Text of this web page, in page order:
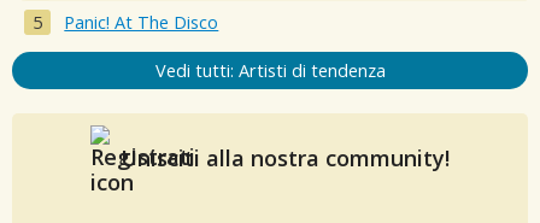
Panic! At The Disco
Vedi tutti: Artisti di tendenza
Unisciti alla nostra community!